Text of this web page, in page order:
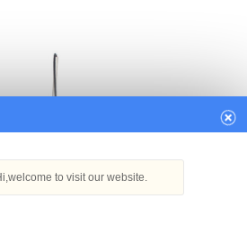
Hi,welcome to visit our website.